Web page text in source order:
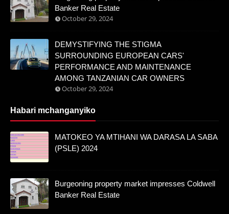
Banker Real Estate
October 29, 2024
DEMYSTIFYING THE STIGMA
SURROUNDING EUROPEAN CARS'
PERFORMANCE AND MAINTENANCE
AMONG TANZANIAN CAR OWNERS
October 29, 2024
Habari mchanganyiko
MATOKEO YA MTIHANI WA DARASA LA SABA
(PSLE) 2024
Burgeoning property market impresses Coldwell
Banker Real Estate